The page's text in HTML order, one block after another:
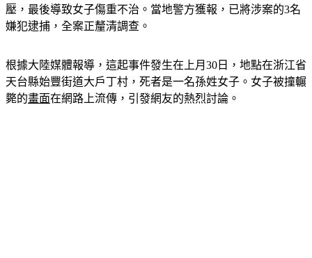
嫌犯逮捕，全案正釐清調查。
天台縣始豐街道大戶丁村，死者是一名孫姓女子。女子被撞輾
斃的畫面在網路上流傳，引發網友的熱烈討論。